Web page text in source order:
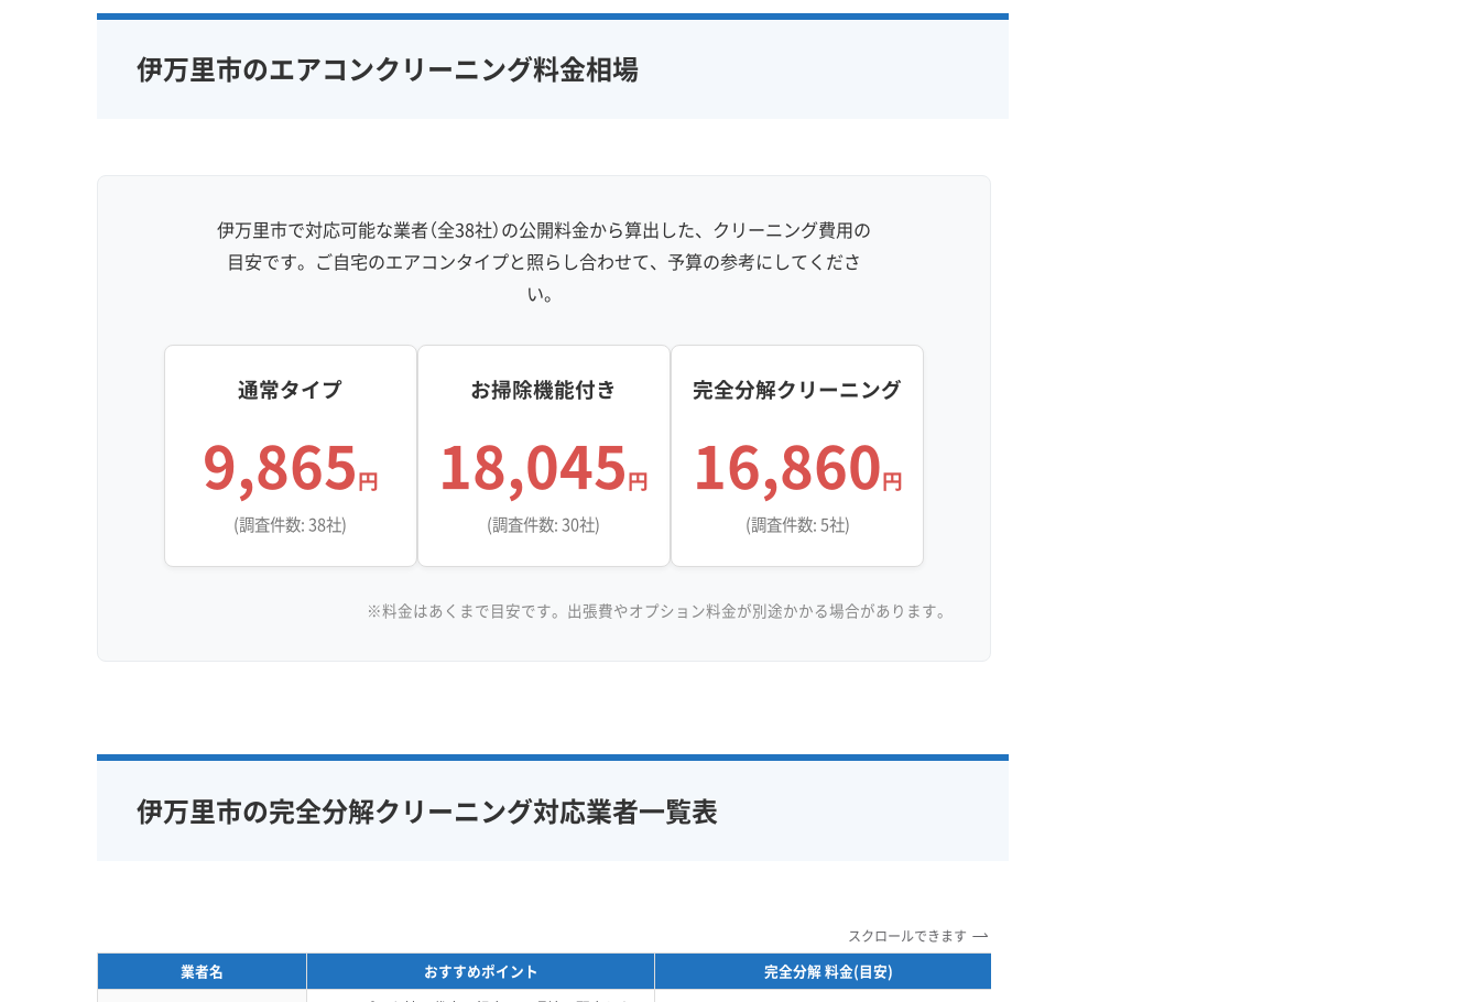
伊万里市のエアコンクリーニング料金相場
伊万里市で対応可能な業者（全38社）の公開料金から算出した、クリーニング費用の
目安です。ご自宅のエアコンタイプと照らし合わせて、予算の参考にしてくださ
い。
通常タイプ
9,865円
(調査件数: 38社)
お掃除機能付き
18,045円
(調査件数: 30社)
完全分解クリーニング
16,860円
(調査件数: 5社)
※料金はあくまで目安です。出張費やオプション料金が別途かかる場合があります。
伊万里市の完全分解クリーニング対応業者一覧表
スクロールできます
業者名 おすすめポイント 完全分解 料金(目安)